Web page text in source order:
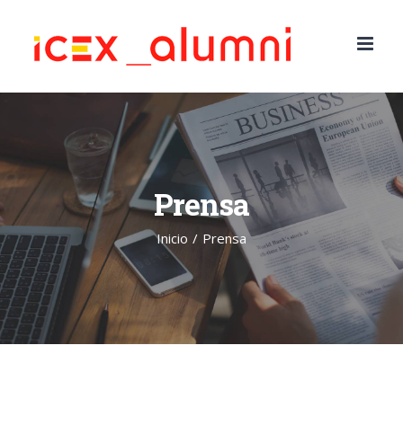
Prensa
Inicio / Prensa